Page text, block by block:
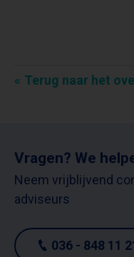
Terug naar het
Vragen? We
Neem vrijblijvend
adviseurs
036 - 848 11